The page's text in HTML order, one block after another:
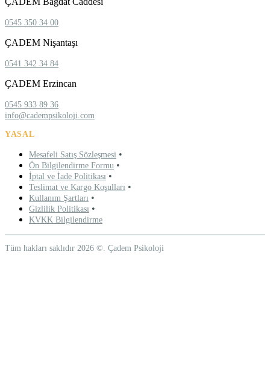
0545 350 34 00
ÇADEM Nişantaşı
0541 342 34 84
ÇADEM Erzincan
0545 933 89 36
info@cadempsikoloji.com
YASAL
Mesafeli Satış Sözleşmesi •
Ön Bilgilendirme Formu •
İptal ve İade Politikası •
Teslimat ve Kargo Koşulları •
Kullanım Şartları •
Gizlilik Politikası •
KVKK Bilgilendirme
Tüm hakları saklıdır 2026 ©. Çadem Psikoloji